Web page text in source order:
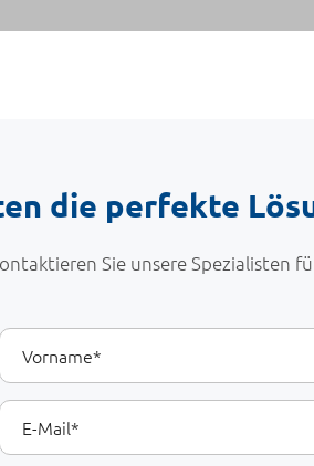
die perfekte
Sie unsere Spezialisten
Ihre
Details
Vorname
E-
Mail